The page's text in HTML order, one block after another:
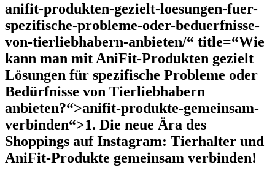
anifit-produkten-gezielt-loesungen-fuer-
spezifische-probleme-oder-beduerfnisse-
von-tierliebhabern-anbieten/“ title=“Wie
kann man mit AniFit-Produkten gezielt
Lösungen für spezifische Probleme oder
Bedürfnisse von Tierliebhabern
anbieten?“>anifit-produkte-gemeinsam-
verbinden“>1. ⁣Die neue Ära des
Shoppings auf Instagram: Tierhalter und
AniFit-Produkte gemeinsam verbinden!